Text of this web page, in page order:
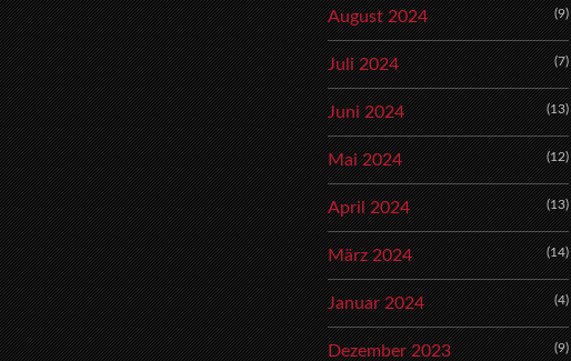
August 2024 (9)
Juli 2024 (7)
Juni 2024 (13)
Mai 2024 (12)
April 2024 (13)
März 2024 (14)
Januar 2024 (4)
Dezember 2023 (9)